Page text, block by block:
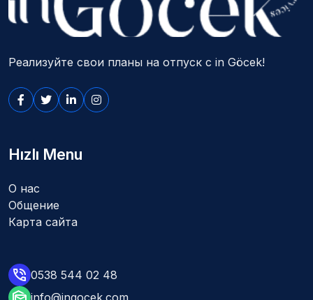
Реализуйте свои планы на отпуск с in Göcek!
Hızlı Menu
О нас
Общение
Карта сайта
0538 544 02 48
info@ingocek.com